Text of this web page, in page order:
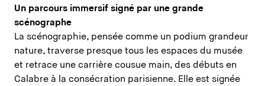
Un parcours immersif signé par une grande
scénographe
La scénographie, pensée comme un podium grandeur
nature, traverse presque tous les espaces du musée
et retrace une carrière cousue main, des débuts en
Calabre à la consécration parisienne. Elle est signée